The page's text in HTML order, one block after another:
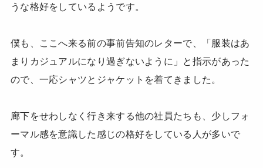
うな格好をしているようです。
僕も、ここへ来る前の事前告知のレターで、「服装はあ
まりカジュアルになり過ぎないように」と指示があった
ので、一応シャツとジャケットを着てきました。
廊下をせわしなく行き来する他の社員たちも、少しフォ
ーマル感を意識した感じの格好をしている人が多いで
す。